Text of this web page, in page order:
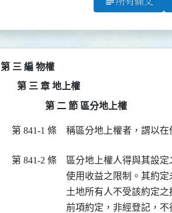
第 三 編 物權
第 三 章 地上權
第 二 節 區分地上權
第 841-1 條 稱區分地上權者，謂以
第 841-2 條
區分地上權人得與其設
使用收益之限制。其約定
土地所有人不受該約定之
前項約定，非經登記，不